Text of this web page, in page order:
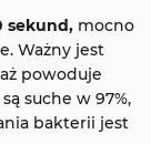
sekund, mocno
Ważny jest
powoduje
suche w 97%,
bakterii jest